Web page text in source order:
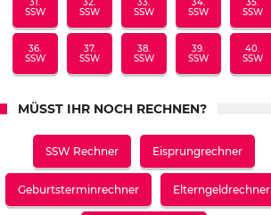
SSW
SSW
SSW
SSW
SSW
36.
SSW
37.
SSW
38.
SSW
39.
SSW
40.
SSW
MÜSST IHR NOCH RECHNEN?
SSW Rechner Eisprungrechner
Geburtsterminrechner Elterngeldrechner